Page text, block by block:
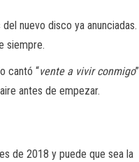
nuevo disco ya anunciadas.
siempre.
cantó “vente a vivir conmigo”
antes de empezar.
de 2018 y puede que sea la